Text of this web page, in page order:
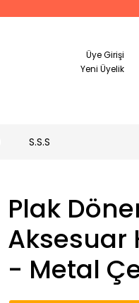
Üye Girişi
Yeni Üyelik
S.S.S
Plak
Aksesuar
- Metal